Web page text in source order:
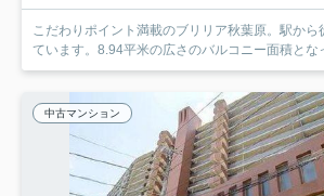
こだわりポイント満載のブリリア秋葉原。駅から
ています。8.94平米の広さのバルコニー面積とな
中古マンション